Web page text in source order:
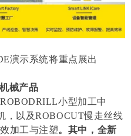
演示系统将重点展出
械产品
小型加工中
，以及ROBOCUT慢走丝线
加工与注塑。其中，全新